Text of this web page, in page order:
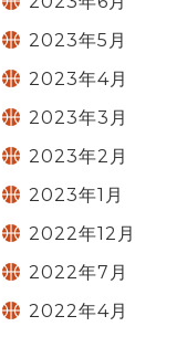
2023年5月
2023年4月
2023年3月
2023年2月
2023年1月
2022年12月
2022年7月
2022年4月